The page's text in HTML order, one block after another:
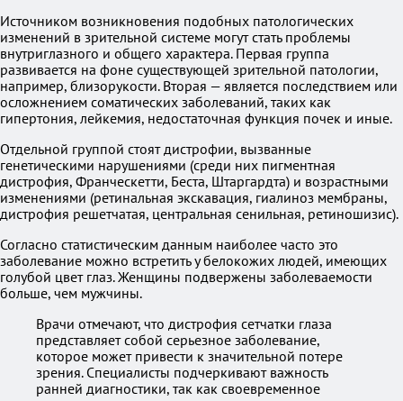
Источником возникновения подобных патологических
изменений в зрительной системе могут стать проблемы
внутриглазного и общего характера. Первая группа
развивается на фоне существующей зрительной патологии,
например, близорукости. Вторая — является последствием или
осложнением соматических заболеваний, таких как
гипертония, лейкемия, недостаточная функция почек и иные.
Отдельной группой стоят дистрофии, вызванные
генетическими нарушениями (среди них пигментная
дистрофия, Франческетти, Беста, Штаргардта) и возрастными
изменениями (ретинальная экскавация, гиалиноз мембраны,
дистрофия решетчатая, центральная сенильная, ретиношизис).
Согласно статистическим данным наиболее часто это
заболевание можно встретить у белокожих людей, имеющих
голубой цвет глаз. Женщины подвержены заболеваемости
больше, чем мужчины.
Врачи отмечают, что дистрофия сетчатки глаза
представляет собой серьезное заболевание,
которое может привести к значительной потере
зрения. Специалисты подчеркивают важность
ранней диагностики, так как своевременное